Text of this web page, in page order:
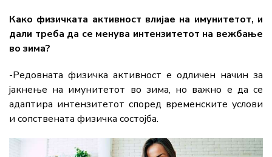
Како физичката активност влијае на имунитетот, и
дали треба да се менува интензитетот на вежбање
во зима?
-Редовната физичка активност е одличен начин за
јакнење на имунитетот во зима, но важно е да се
адаптира интензитетот според временските услови
и сопствената физичка состојба.